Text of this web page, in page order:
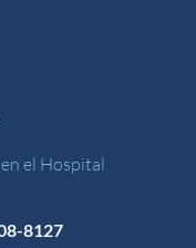
el Hospital
8127